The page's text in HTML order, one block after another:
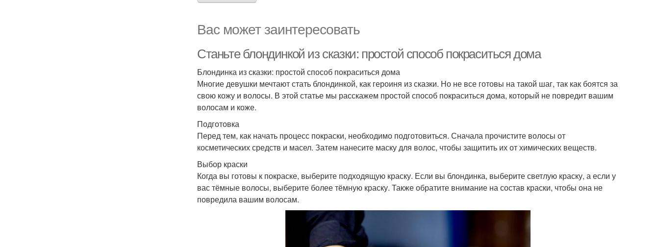
Вас может заинтересовать
Станьте блондинкой из сказки: простой способ покраситься дома
Блондинка из сказки: простой способ покраситься дома
Многие девушки мечтают стать блондинкой, как героиня из сказки. Но не все готовы на такой шаг, так как боятся за
свою кожу и волосы. В этой статье мы расскажем простой способ покраситься дома, который не повредит вашим
волосам и коже.
Подготовка
Перед тем, как начать процесс покраски, необходимо подготовиться. Сначала прочистите волосы от
косметических средств и масел. Затем нанесите маску для волос, чтобы защитить их от химических веществ.
Выбор краски
Когда вы готовы к покраске, выберите подходящую краску. Если вы блондинка, выберите светлую краску, а если у
вас тёмные волосы, выберите более тёмную краску. Также обратите внимание на состав краски, чтобы она не
повредила вашим волосам.